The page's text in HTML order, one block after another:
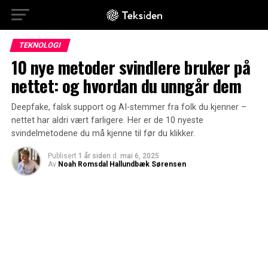
TEKNOLOGI
10 nye metoder svindlere bruker på
nettet: og hvordan du unngår dem
Deepfake, falsk support og AI-stemmer fra folk du kjenner –
nettet har aldri vært farligere. Her er de 10 nyeste
svindelmetodene du må kjenne til før du klikker.
Publisert 1 år siden d. mai 6, 2025
Av Noah Romsdal Hallundbæk Sørensen